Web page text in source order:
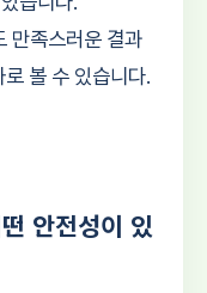
만족스러운 결과
볼 수 있습니다.
안전성이 있